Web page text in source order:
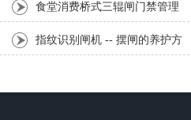
食堂消费桥式三辊闸门禁管理
系统
指纹识别闸机 -- 摆闸的养护方